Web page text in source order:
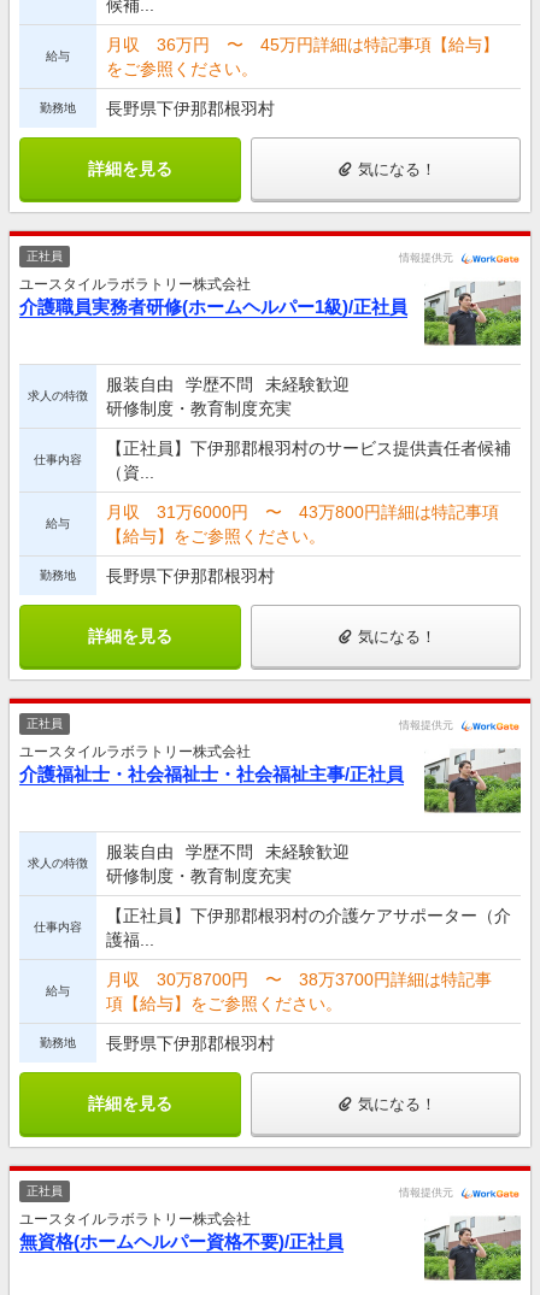
候補...
給与
月収 36万円 〜 45万円詳細は特記事項【給与】
をご参照ください。
勤務地 長野県下伊那郡根羽村
詳細を見る 気になる！
正社員 情報提供元
ユースタイルラボラトリー株式会社
介護職員実務者研修(ホームヘルパー1級)/正社員
求人の特徴
服装自由 学歴不問
未経験歓迎
研修制度・教育制度充実
仕事内容
【正社員】下伊那郡根羽村のサービス提供責任者候補
（資...
給与
月収 31万6000円 〜 43万800円詳細は特記事項
【給与】をご参照ください。
勤務地 長野県下伊那郡根羽村
詳細を見る 気になる！
正社員 情報提供元
ユースタイルラボラトリー株式会社
介護福祉士・社会福祉士・社会福祉主事/正社員
求人の特徴
服装自由 学歴不問
未経験歓迎
研修制度・教育制度充実
仕事内容
【正社員】下伊那郡根羽村の介護ケアサポーター（介
護福...
給与
月収 30万8700円 〜 38万3700円詳細は特記事
項【給与】をご参照ください。
勤務地 長野県下伊那郡根羽村
詳細を見る 気になる！
正社員 情報提供元
ユースタイルラボラトリー株式会社
無資格(ホームヘルパー資格不要)/正社員